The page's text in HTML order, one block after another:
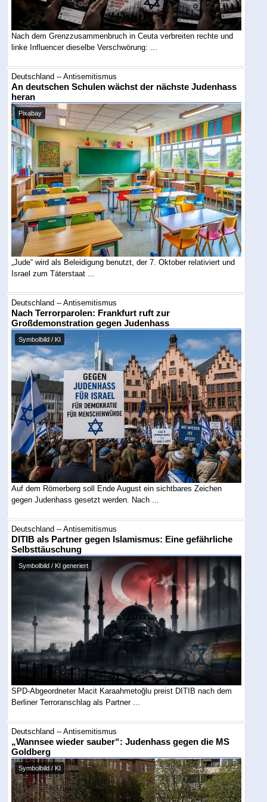
Nach dem Grenzzusammenbruch in Ceuta verbreiten rechte und
linke Influencer dieselbe Verschwörung: ...
Deutschland -- Antisemitismus
An deutschen Schulen wächst der nächste Judenhass
heran
Pixabay
„Jude“ wird als Beleidigung benutzt, der 7. Oktober relativiert und
Israel zum Täterstaat ...
Deutschland -- Antisemitismus
Nach Terrorparolen: Frankfurt ruft zur
Großdemonstration gegen Judenhass
Symbolbild / KI
Auf dem Römerberg soll Ende August ein sichtbares Zeichen
gegen Judenhass gesetzt werden. Nach ...
Deutschland -- Antisemitismus
DITIB als Partner gegen Islamismus: Eine gefährliche
Selbsttäuschung
Symbolbild / KI generiert
SPD-Abgeordneter Macit Karaahmetoğlu preist DITIB nach dem
Berliner Terroranschlag als Partner ...
Deutschland -- Antisemitismus
„Wannsee wieder sauber“: Judenhass gegen die MS
Goldberg
Symbolbild / KI